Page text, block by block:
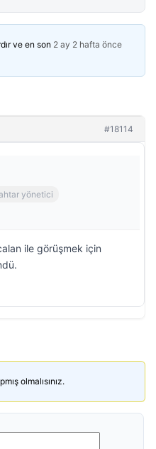
ve en son 2 ay 2 hafta önce
#18114
yönetici
ile görüşmek için
olmalısınız.